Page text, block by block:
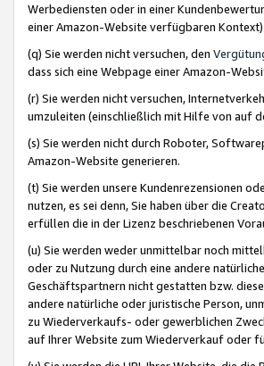
Werbediensten oder in einer
einer Amazon-Website verfügbaren
(q) Sie werden nicht versuchen, den
dass sich eine Webpage einer Amazon-
(r) Sie werden nicht versuchen,
umzuleiten (einschließlich mit Hilfe von auf
(s) Sie werden nicht durch Roboter,
Amazon-Website generieren.
(t) Sie werden unsere Kundenrezensionen
nutzen, es sei denn, Sie haben über die
erfüllen die in der Lizenz beschriebenen
(u) Sie werden weder unmittelbar noch
oder zu Nutzung durch eine andere
Geschäftspartnern nicht gestatten bzw.
andere natürliche oder juristische Person,
zu Wiederverkaufs- oder gewerblichen
auf Ihrer Website zum Wiederverkauf oder